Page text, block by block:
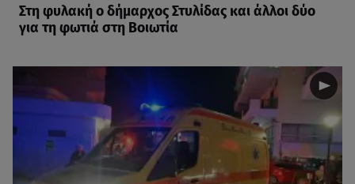
Στη φυλακή ο δήμαρχος Στυλίδας και άλλοι δύο
για τη φωτιά στη Βοιωτία